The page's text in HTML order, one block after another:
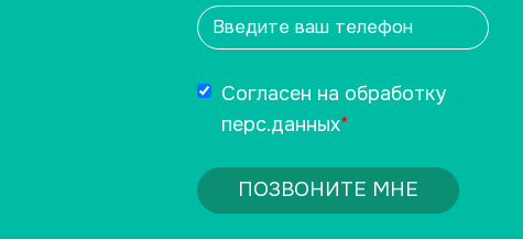
Согласен на обработку
перс.данных*
ПОЗВОНИТЕ МНЕ